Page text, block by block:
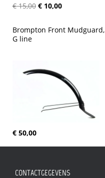
€ 15,00 € 10,00
Brompton Front Mudguard,
G line
€ 50,00
CONTACTGEGEVENS